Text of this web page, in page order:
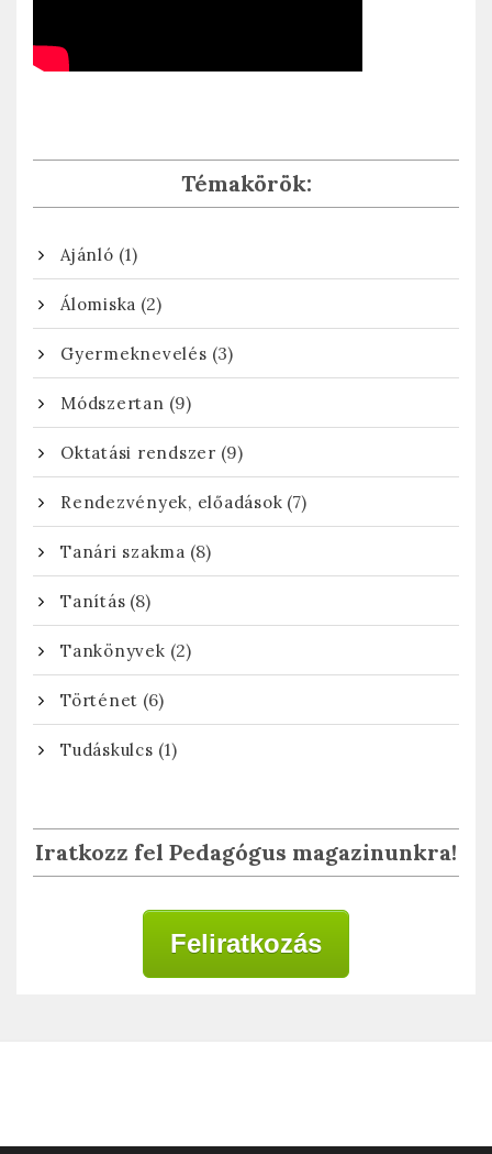
Témakörök:
Ajánló (1)
Álomiska (2)
Gyermeknevelés (3)
Módszertan (9)
Oktatási rendszer (9)
Rendezvények, előadások (7)
Tanári szakma (8)
Tanítás (8)
Tankönyvek (2)
Történet (6)
Tudáskulcs (1)
Iratkozz fel Pedagógus magazinunkra!
Feliratkozás